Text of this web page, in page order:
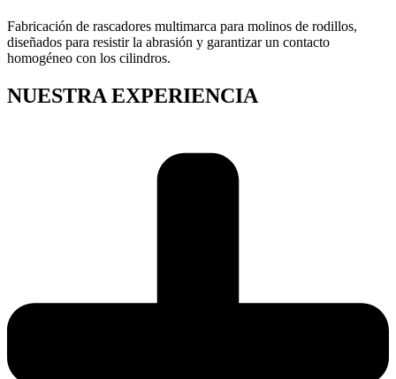
Fabricación de rascadores multimarca para molinos de rodillos,
diseñados para resistir la abrasión y garantizar un contacto
homogéneo con los cilindros.
NUESTRA EXPERIENCIA